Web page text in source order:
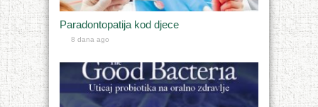
Paradontopatija kod djece
8 dana ago